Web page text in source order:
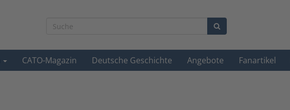
CATO-Magazin Deutsche Geschichte Angebote Fanartikel